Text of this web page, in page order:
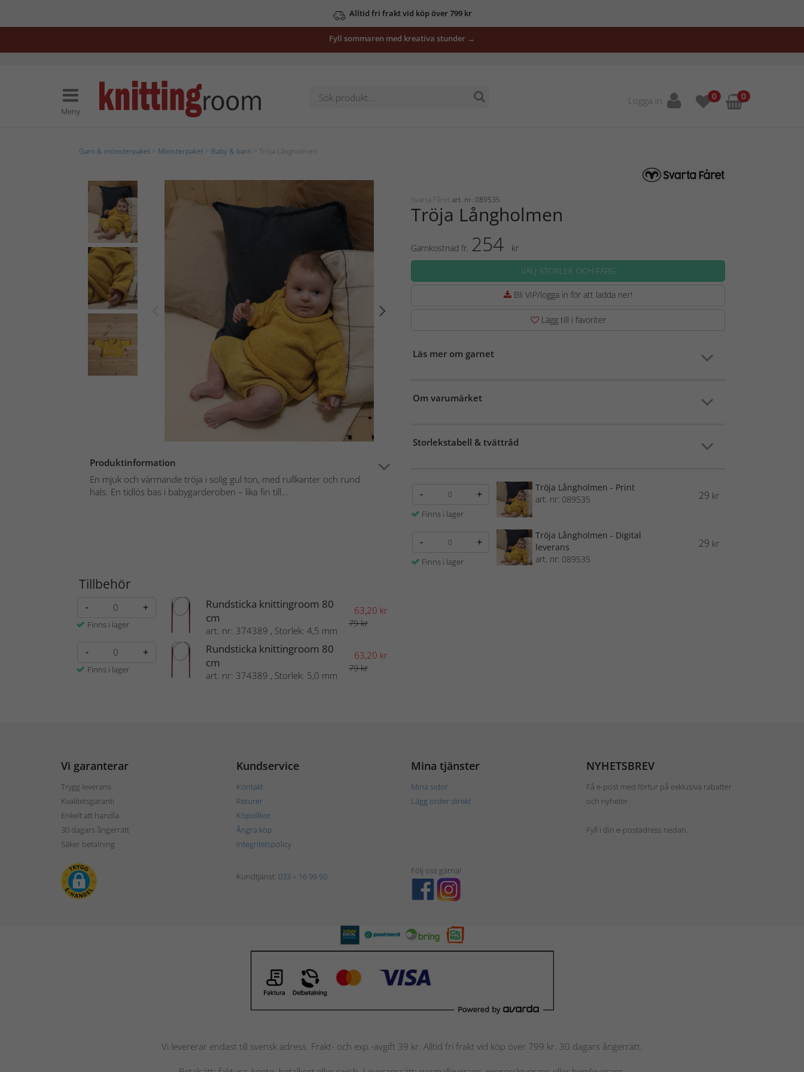
Alltid fri frakt vid köp över 799 kr
Fyll sommaren med kreativa stunder →
Meny
Logga in 0 0
Garn & mönsterpaket Mönsterpaket Baby & barn > Tröja Långholmen
Produktinformation
En mjuk och värmande tröja i solig gul ton, med rullkanter och rund
hals. En tidlös bas i babygarderoben – lika fin till...
Svarta Fåret art. nr: 089535
Tröja Långholmen
Garnkostnad fr. 254
kr
VÄLJ STORLEK OCH FÄRG
Bli VIP/logga in för att ladda ner!
Lägg till i favoriter
Läs mer om garnet
Om varumärket
Storlekstabell & tvättråd
- +
Finns i lager
Tröja Långholmen - Print
art. nr: 089535
29 kr
- +
Finns i lager
Tröja Långholmen - Digital
leverans
art. nr: 089535
29 kr
Tillbehör
- +
Finns i lager
Rundsticka knittingroom 80
cm
art. nr: 374389 , Storlek: 4,5 mm
63,20 kr
79 kr
- +
Finns i lager
Rundsticka knittingroom 80
cm
art. nr: 374389 , Storlek: 5,0 mm
63,20 kr
79 kr
Vi garanterar
Trygg leverans
Kvalitetsgaranti
Enkelt att handla
30 dagars ångerrätt
Säker betalning
Kundservice
Kontakt
Returer
Köpvillkor
Ångra köp
Integritetspolicy
Mina tjänster
Mina sidor
Lägg order direkt
NYHETSBREV
Få e-post med förtur på exklusiva rabatter
och nyheter.
Fyll i din e-postadress nedan.
Kundtjänst: 033 – 16 99 50
Följ oss gärna!
Vi levererar endast till svensk adress. Frakt- och exp.-avgift 39 kr. Alltid fri frakt vid köp över 799 kr. 30 dagars ångerrätt.